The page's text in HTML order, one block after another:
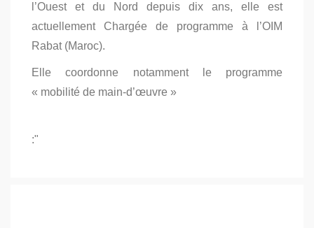
l’Ouest et du Nord depuis dix ans, elle est
actuellement Chargée de programme à l’OIM
Rabat (Maroc).
Elle coordonne notamment le programme
« mobilité de main-d’œuvre »
:"